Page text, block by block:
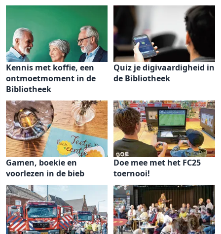
Kennis met koffie, een
ontmoetmoment in de
Bibliotheek
Quiz je digivaardigheid in
de Bibliotheek
Gamen, boekie en
voorlezen in de bieb
Doe mee met het FC25
toernooi!